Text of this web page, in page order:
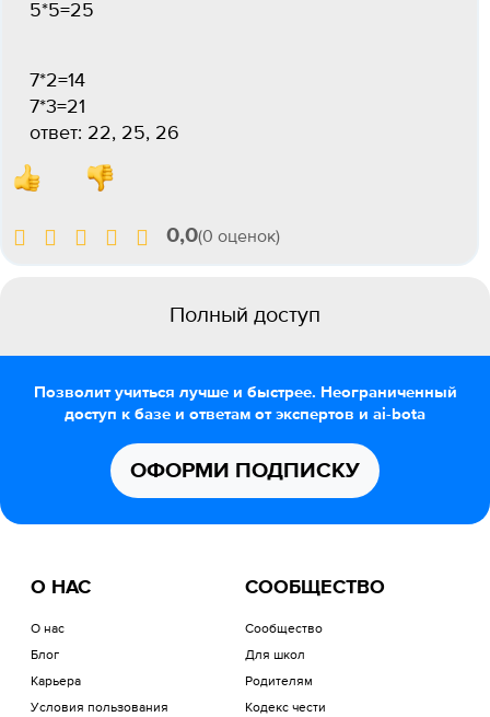
5*5=25
7*2=14
7*3=21
ответ: 22, 25, 26
0,0(0 оценок)
Полный доступ
Позволит учиться лучше и быстрее. Неограниченный
доступ к базе и ответам от экспертов и ai-bota
ОФОРМИ ПОДПИСКУ
О НАС
О нас
Блог
Карьера
Условия пользования
СООБЩЕСТВО
Сообщество
Для школ
Родителям
Кодекс чести